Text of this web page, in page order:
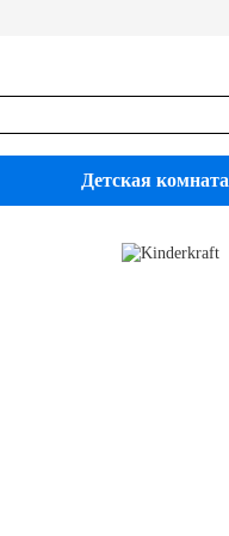
Детская комната